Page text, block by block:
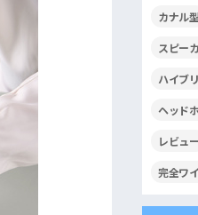
カナル型
スピー
ハイブ
ヘッド
レビュー
完全ワ